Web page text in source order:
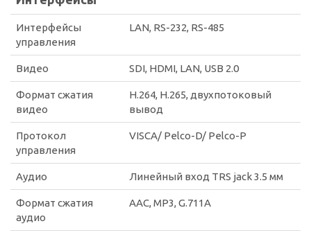
Интерфейсы
управления
LAN, RS-232, RS-485
Видео SDI, HDMI, LAN, USB 2.0
Формат сжатия
видео
H.264, H.265, двухпотоковый
вывод
Протокол
управления
VISCA/ Pelco-D/ Pelco-P
Аудио Линейный вход TRS jack 3.5 мм
Формат сжатия
аудио
AAC, MP3, G.711A